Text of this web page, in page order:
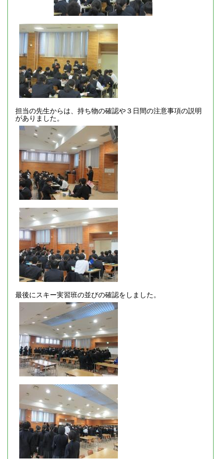
担当の先生からは、持ち物の確認や３日間の注意事項の説明
がありました。
最後にスキー実習班の並びの確認をしました。